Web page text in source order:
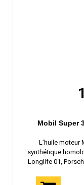
Mobil Super
L’huile moteur
synthétique
Longlife 01,